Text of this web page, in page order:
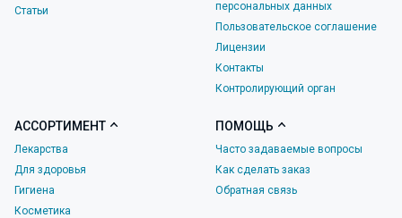
Статьи
персональных данных
Пользовательское соглашение
Лицензии
Контакты
Контролирующий орган
АССОРТИМЕНТ
Лекарства
Для здоровья
Гигиена
Косметика
ПОМОЩЬ
Часто задаваемые вопросы
Как сделать заказ
Обратная связь